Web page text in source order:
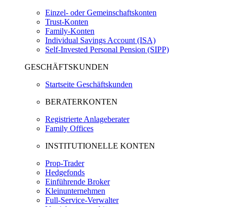
Einzel- oder Gemeinschaftskonten
Trust-Konten
Family-Konten
Individual Savings Account (ISA)
Self-Invested Personal Pension (SIPP)
GESCHÄFTSKUNDEN
Startseite Geschäftskunden
BERATERKONTEN
Registrierte Anlageberater
Family Offices
INSTITUTIONELLE KONTEN
Prop-Trader
Hedgefonds
Einführende Broker
Kleinunternehmen
Full-Service-Verwalter